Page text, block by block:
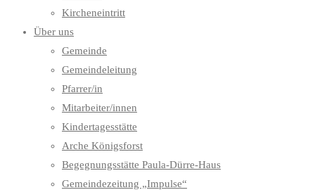
Kircheneintritt
Über uns
Gemeinde
Gemeindeleitung
Pfarrer/in
Mitarbeiter/innen
Kindertagesstätte
Arche Königsforst
Begegnungsstätte Paula-Dürre-Haus
Gemeindezeitung „Impulse“